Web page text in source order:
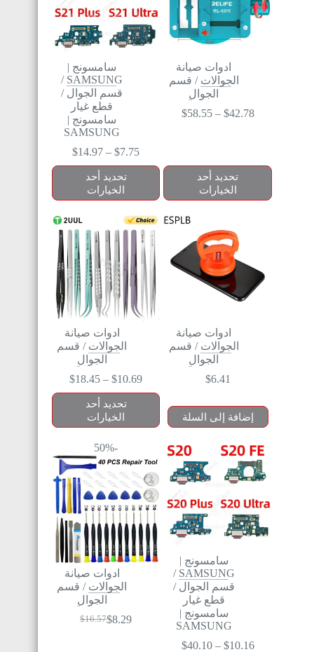
ادوات صيانة
الجوالات / قسم
الجوال
$42.78
–
$58.55
تحديد أحد
الخيارات
سامسونج |
SAMSUNG
/
قسم الجوال /
قطع غيار
سامسونج |
SAMSUNG
$7.75
–
$14.97
تحديد أحد
الخيارات
ادوات صيانة
الجوالات / قسم
الجوال
$6.41
إضافة إلى السلة
ادوات صيانة
الجوالات / قسم
الجوال
$10.69
–
$18.45
تحديد أحد
الخيارات
سامسونج |
SAMSUNG
/
قسم الجوال /
قطع غيار
سامسونج |
SAMSUNG
$10.16
–
$40.10
-50%
ادوات صيانة
الجوالات / قسم
الجوال
$16.57$8.29